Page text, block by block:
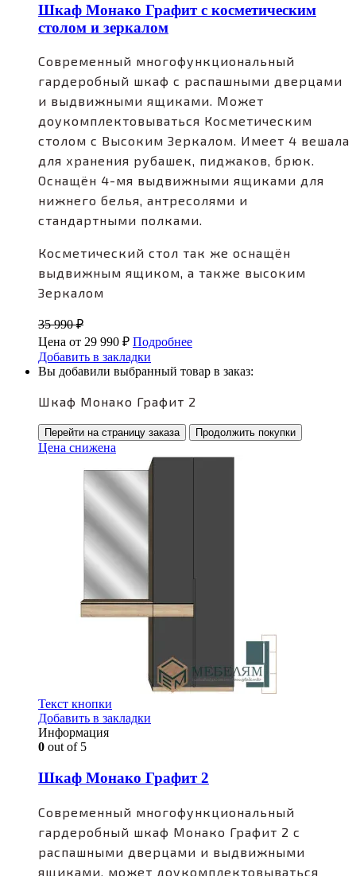
Шкаф Монако Графит с косметическим
столом и зеркалом
Современный многофункциональный
гардеробный шкаф с распашными дверцами
и выдвижными ящиками. Может
доукомплектовываться Косметическим
столом с Высоким Зеркалом. Имеет 4 вешала
для хранения рубашек, пиджаков, брюк.
Оснащён 4-мя выдвижными ящиками для
нижнего белья, антресолями и
стандартными полками.
Косметический стол так же оснащён
выдвижным ящиком, а также высоким
Зеркалом
35 990₽
Цена от 29 990 ₽ Подробнее
Добавить в закладки
Вы добавили выбранный товар в заказ:
Шкаф Монако Графит 2
Перейти на страницу заказа Продолжить покупки
Цена снижена
Текст кнопки
Добавить в закладки
Информация
0 out of 5
Шкаф Монако Графит 2
Современный многофункциональный
гардеробный шкаф Монако Графит 2 с
распашными дверцами и выдвижными
ящиками, может доукомплектовываться